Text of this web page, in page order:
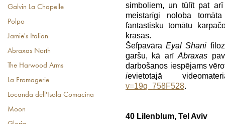
Galvin La Chapelle
Polpo
Jamie's Italian
Abraxas North
The Harwood Arms
La Fromagerie
Locanda dell'Isola Comacina
Moon
simboliem, un tūlīt pat
meistarīgi noloba
fantastisku tomātu
krāsās.
Šefpavāra Eyal Shani
garšu, kā arīAbraxas
darbošanos iespējams
ievietotajā
v=19q_758F528.
40 Lilenblum, Tel Aviv